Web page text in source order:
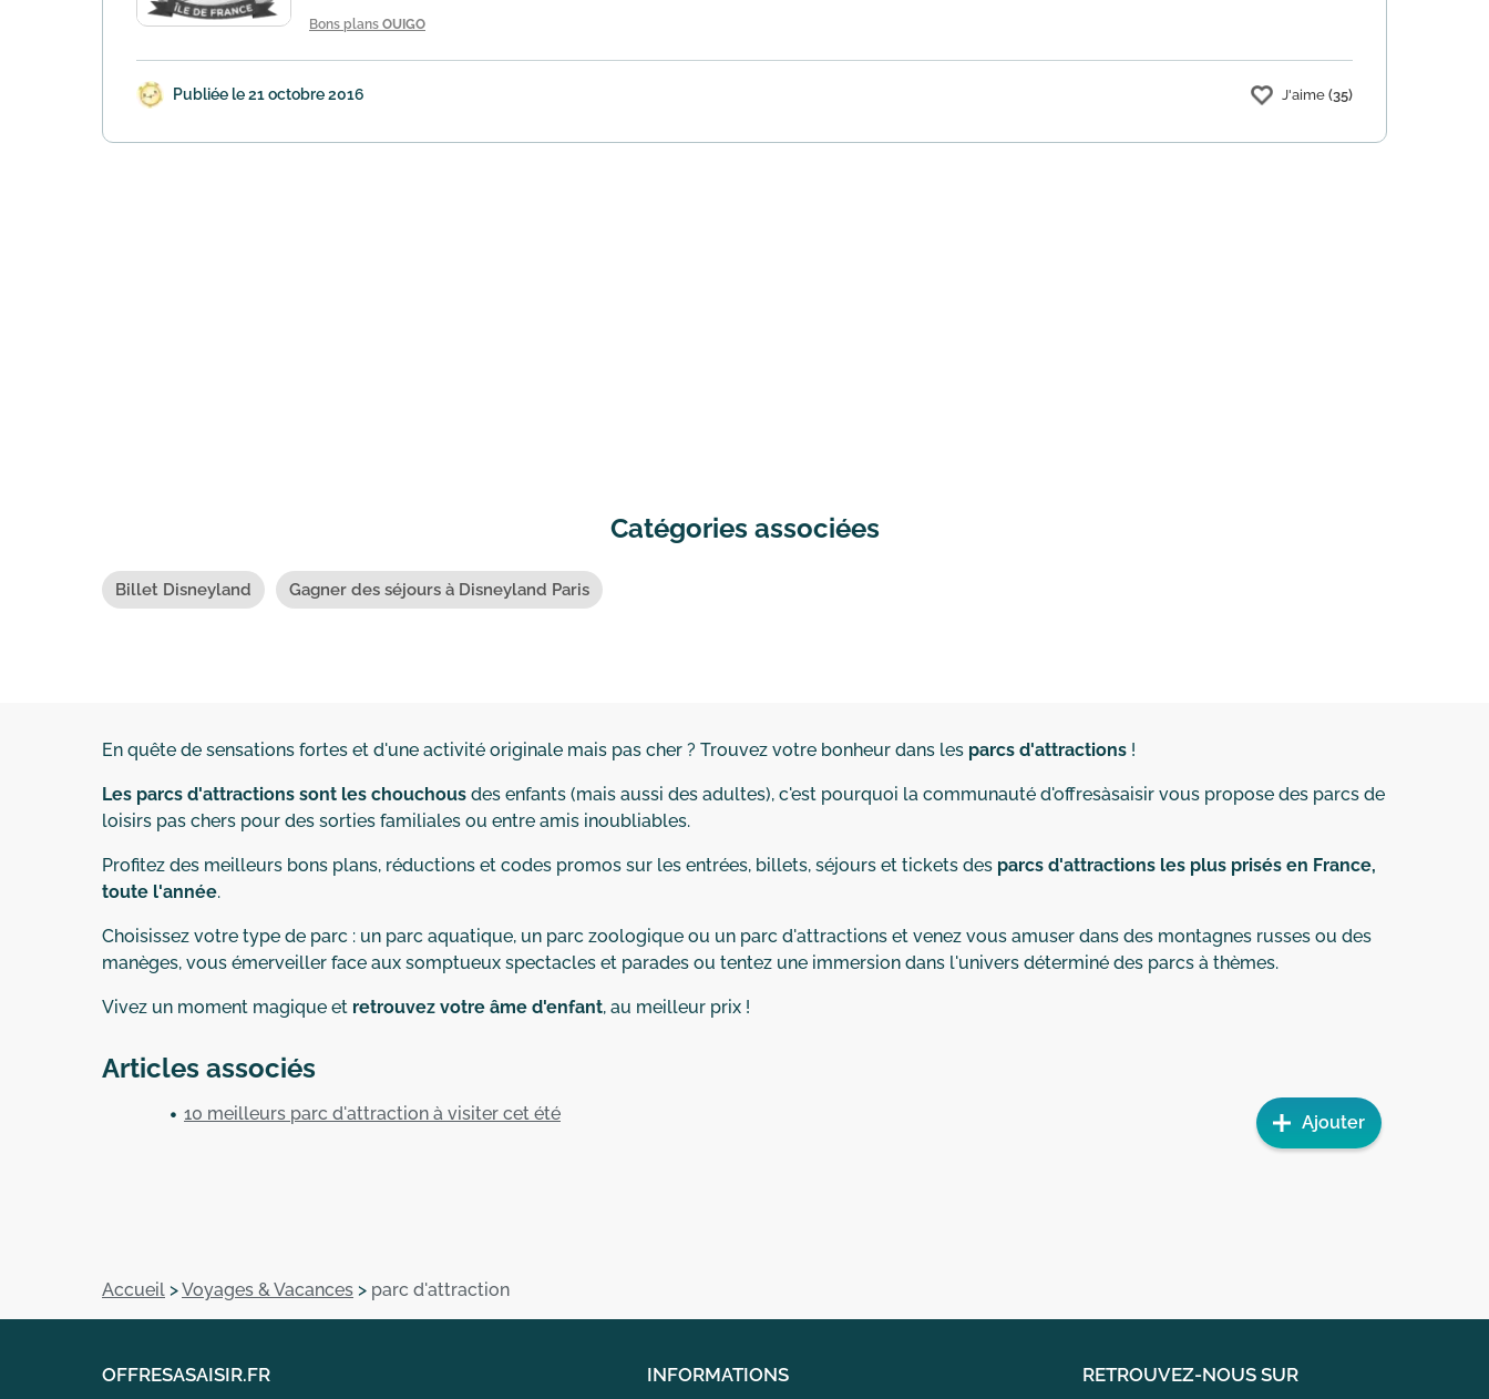
Bons plans OUIGO
Publiée le 21 octobre 2016 J'aime (35)
Catégories associées
Billet Disneyland Gagner des séjours à Disneyland Paris
En quête de sensations fortes et d'une activité originale mais pas cher ? Trouvez votre bonheur dans les parcs d'attractions !
Les parcs d'attractions sont les chouchous des enfants (mais aussi des adultes), c'est pourquoi la communauté d'offresàsaisir vous propose des parcs de
loisirs pas chers pour des sorties familiales ou entre amis inoubliables.
Profitez des meilleurs bons plans, réductions et codes promos sur les entrées, billets, séjours et tickets des parcs d'attractions les plus prisés en France,
toute l'année.
Choisissez votre type de parc : un parc aquatique, un parc zoologique ou un parc d'attractions et venez vous amuser dans des montagnes russes ou des
manèges, vous émerveiller face aux somptueux spectacles et parades ou tentez une immersion dans l'univers déterminé des parcs à thèmes.
Vivez un moment magique et retrouvez votre âme d'enfant, au meilleur prix !
Articles associés
10 meilleurs parc d'attraction à visiter cet été
Accueil >Voyages & Vacances > parc d'attraction
OFFRESASAISIR.FR INFORMATIONS RETROUVEZ-NOUS SUR
Ajouter